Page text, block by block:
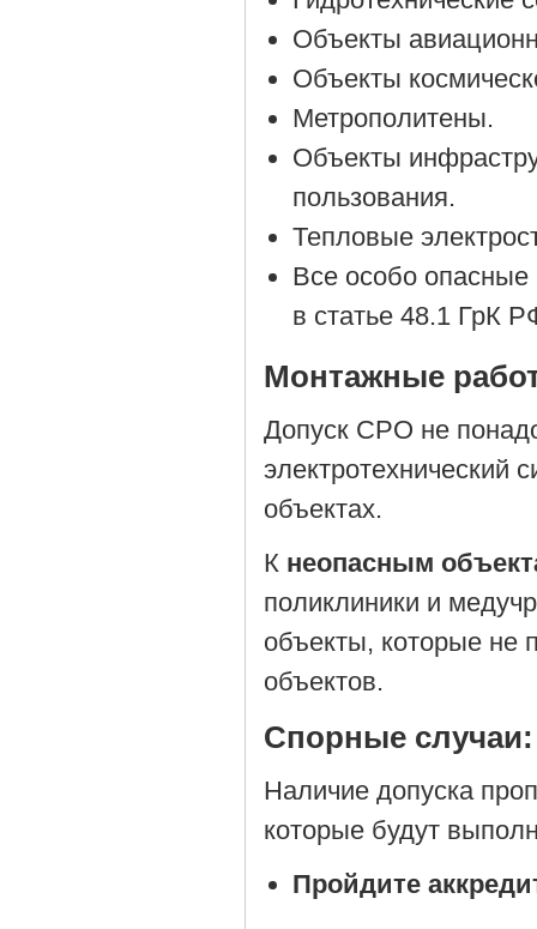
Объекты
Объекты
Метрополитены.
Объекты
пользования.
Тепловые
Все особо
в статье 48.1 ГрК
Монтажные
Допуск СРО не
электротехнический
объектах.
К неопасным
поликлиники и
объекты, которые не
объектов.
Спорные
Наличие допуска
которые будут
Пройдите